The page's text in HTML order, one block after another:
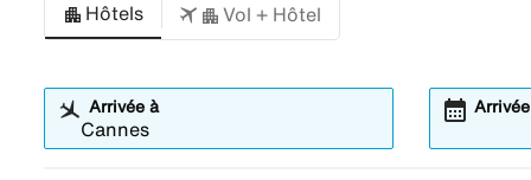
Hôtels Vol + Hôtel
Arrivée à Arrivée
calendar_month